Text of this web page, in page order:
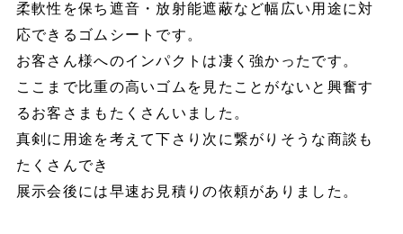
柔軟性を保ち遮音・放射能遮蔽など幅広い用途に対
応できるゴムシートです。
お客さん様へのインパクトは凄く強かったです。
ここまで比重の高いゴムを見たことがないと興奮す
るお客さまもたくさんいました。
真剣に用途を考えて下さり次に繋がりそうな商談も
たくさんでき
展示会後には早速お見積りの依頼がありました。